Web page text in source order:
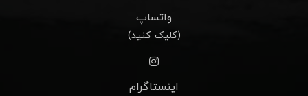
واتساپ
(کلیک کنید)
اینستاگرام